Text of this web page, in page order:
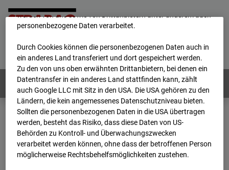
Deutsch / English
Webcams: Alle Länder
Home
Österreich
BC-179 - BV-Meischlgasse Bpl 5B – 96WE - Cam 1
Archiv
2026 07 08 13:15
werden von uns sowie von Drittanbietern unter anderem auch
personenbezogene Daten verarbeitet.
Durch Cookies können die personenbezogenen Daten auch in
ein anderes Land transferiert und dort gespeichert werden.
Zu den von uns oben erwähnten Drittanbietern, bei denen ein
Datentransfer in ein anderes Land stattfinden kann, zählt
auch Google LLC mit Sitz in den USA. Die USA gehören zu den
Ländern, die kein angemessenes Datenschutzniveau bieten.
Sollten die personenbezogenen Daten in die USA übertragen
werden, besteht das Risiko, dass diese Daten von US-
Behörden zu Kontroll- und Überwachungszwecken
verarbeitet werden können, ohne dass der betroffenen Person
möglicherweise Rechtsbehelfsmöglichkeiten zustehen.